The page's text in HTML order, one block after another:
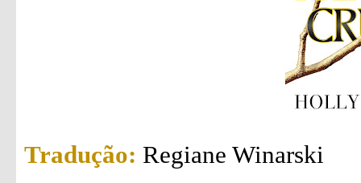
Tradução: Regiane Winarski